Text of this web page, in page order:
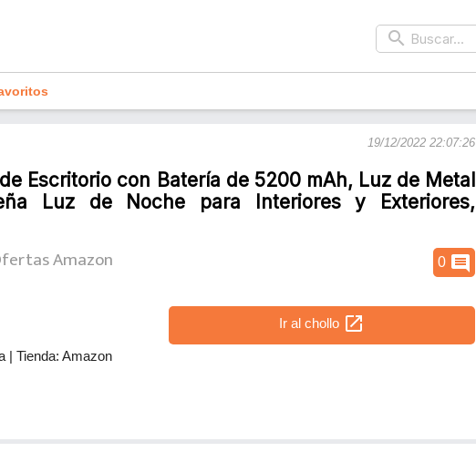
search
19/12/2022 22:07:26
Escritorio con Batería de 5200 mAh, Luz de Metal
Luz de Noche para Interiores y Exteriores,
0 comment
Amazon
Ir al chollo open_in_new
| Tienda: Amazon